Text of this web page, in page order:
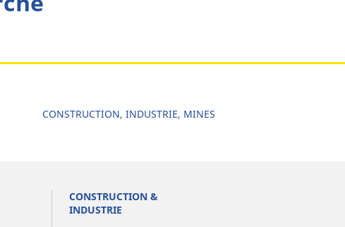
CONSTRUCTION, INDUSTRIE, MINES
CONSTRUCTION &
INDUSTRIE